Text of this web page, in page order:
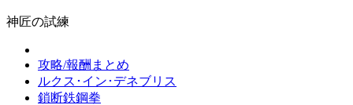
神匠の試練
攻略/報酬まとめ
ルクス･イン･デネブリス
鎖断鉄鋼拳